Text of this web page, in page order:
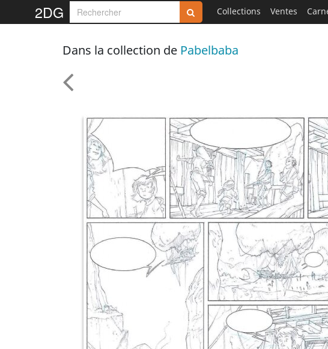
2DG Collections Ventes
Dans la collection de Pabelbaba